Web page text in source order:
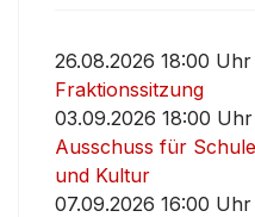
26.08.2026 18:00 Uhr
Fraktionssitzung
03.09.2026 18:00 Uhr
Ausschuss für
und Kultur
07.09.2026 16:00 Uhr